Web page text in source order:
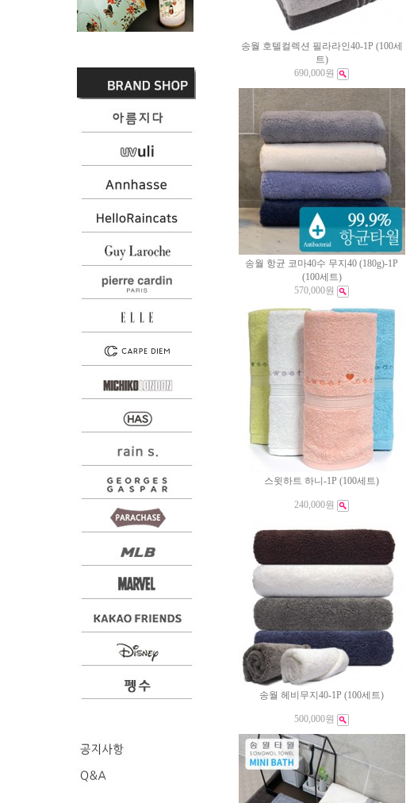
송월 호텔컬렉션 필라라인40-1P (100세
트)
690,000원
송월 항균 코마40수 무지40 (180g)-1P
(100세트)
570,000원
스윗하트 하니-1P (100세트)
240,000원
송월 헤비무지40-1P (100세트)
500,000원